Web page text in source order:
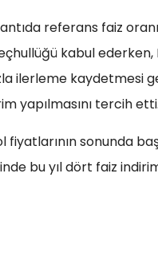
referans faiz
kabul
ilerleme kaydetmesi
yapılmasını tercih etti.
sonunda
bu yıl dört faiz